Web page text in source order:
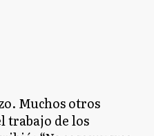
Muchos otros
trabajo de los